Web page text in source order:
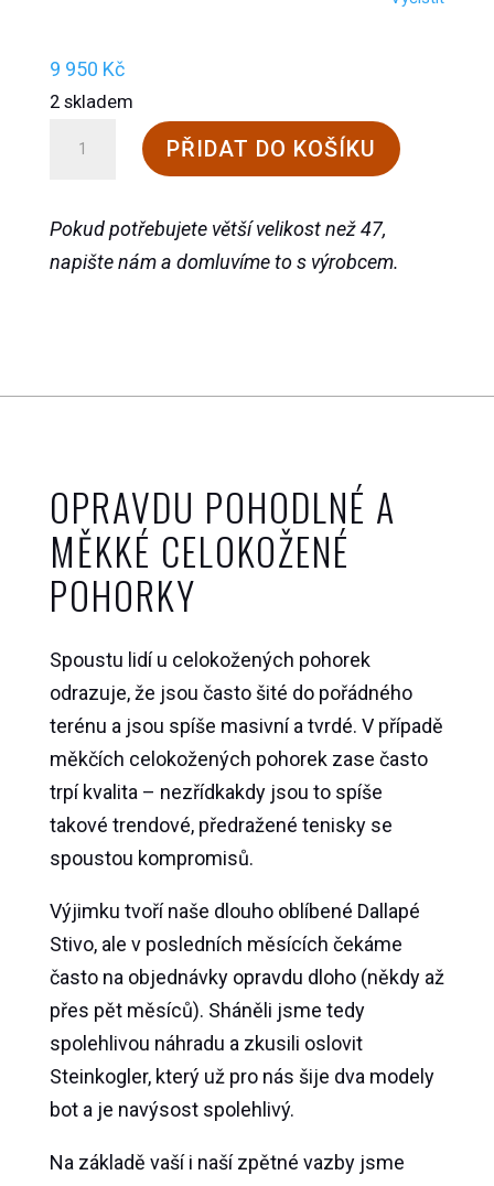
9 950 Kč
2 skladem
Steinkogler
Brunnkogel
PŘIDAT DO KOŠÍKU
Pokud potřebujete větší velikost než 47,
napište nám a domluvíme to s výrobcem.
OPRAVDU POHODLNÉ A
MĚKKÉ CELOKOŽENÉ
POHORKY
Spoustu lidí u celokožených pohorek
odrazuje, že jsou často šité do pořádného
terénu a jsou spíše masivní a tvrdé. V případě
měkčích celokožených pohorek zase často
trpí kvalita – nezřídkakdy jsou to spíše
takové trendové, předražené tenisky se
spoustou kompromisů.
Výjimku tvoří naše dlouho oblíbené Dallapé
Stivo, ale v posledních měsících čekáme
často na objednávky opravdu dloho (někdy až
přes pět měsíců). Sháněli jsme tedy
spolehlivou náhradu a zkusili oslovit
Steinkogler, který už pro nás šije dva modely
bot a je navýsost spolehlivý.
Na základě vaší i naší zpětné vazby jsme